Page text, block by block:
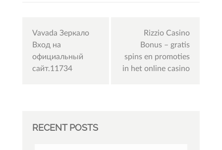
navigation
Vavada Зеркало
Вход на
официальный
сайт.11734
Rizzio Casino
Bonus – gratis
spins en promoties
in het online casino
RECENT POSTS